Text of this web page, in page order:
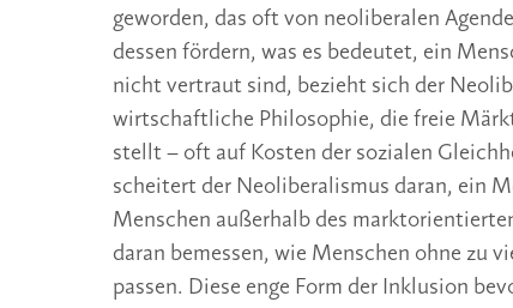
geworden, das oft von neoliberalen
dessen fördern, was es bedeutet, ein
nicht vertraut sind, bezieht sich der
wirtschaftliche Philosophie, die freie
stellt – oft auf Kosten der sozialen
scheitert der Neoliberalismus daran, ein
Menschen außerhalb des
daran bemessen, wie Menschen ohne zu
passen. Diese enge Form der Inklusion